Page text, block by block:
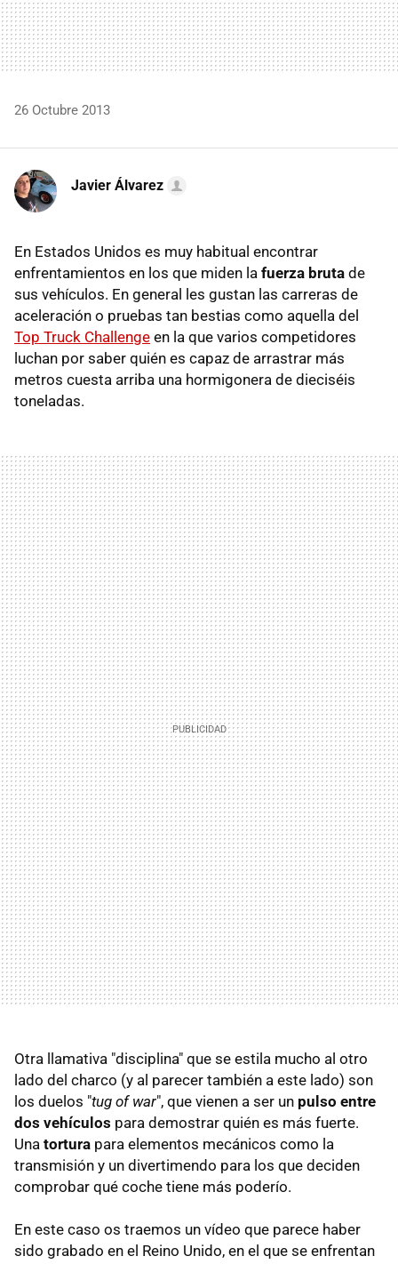
26 Octubre 2013
Javier Álvarez
En Estados Unidos es muy habitual encontrar
enfrentamientos en los que miden la fuerza bruta de
sus vehículos. En general les gustan las carreras de
aceleración o pruebas tan bestias como aquella del
Top Truck Challenge en la que varios competidores
luchan por saber quién es capaz de arrastrar más
metros cuesta arriba una hormigonera de dieciséis
toneladas.
Otra llamativa "disciplina" que se estila mucho al otro
lado del charco (y al parecer también a este lado) son
los duelos "tug of war", que vienen a ser un pulso entre
dos vehículos para demostrar quién es más fuerte.
Una tortura para elementos mecánicos como la
transmisión y un divertimendo para los que deciden
comprobar qué coche tiene más poderío.
En este caso os traemos un vídeo que parece haber
sido grabado en el Reino Unido, en el que se enfrentan